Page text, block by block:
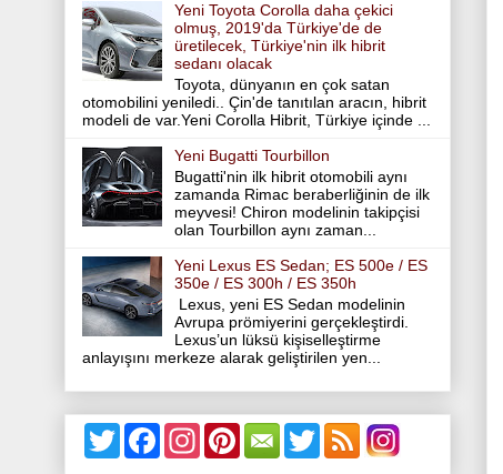
Yeni Toyota Corolla daha çekici
olmuş, 2019'da Türkiye'de de
üretilecek, Türkiye'nin ilk hibrit
sedanı olacak
Toyota, dünyanın en çok satan
otomobilini yeniledi.. Çin'de tanıtılan aracın, hibrit
modeli de var.Yeni Corolla Hibrit, Türkiye içinde ...
Yeni Bugatti Tourbillon
Bugatti'nin ilk hibrit otomobili aynı
zamanda Rimac beraberliğinin de ilk
meyvesi! Chiron modelinin takipçisi
olan Tourbillon aynı zaman...
Yeni Lexus ES Sedan; ES 500e / ES
350e / ES 300h / ES 350h
Lexus, yeni ES Sedan modelinin
Avrupa prömiyerini gerçekleştirdi.
Lexus’un lüksü kişiselleştirme
anlayışını merkeze alarak geliştirilen yen...
T
w
F
P
T